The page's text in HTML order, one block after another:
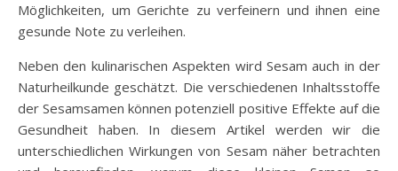
Möglichkeiten, um Gerichte zu verfeinern und ihnen eine
gesunde Note zu verleihen.
Neben den kulinarischen Aspekten wird Sesam auch in der
Naturheilkunde geschätzt. Die verschiedenen Inhaltsstoffe
der Sesamsamen können potenziell positive Effekte auf die
Gesundheit haben. In diesem Artikel werden wir die
unterschiedlichen Wirkungen von Sesam näher betrachten